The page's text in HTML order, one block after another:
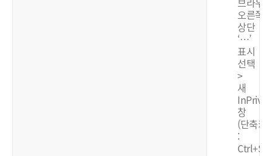
오른쪽
상단
‘…’
표시
선택
>
새
창
(단축키
: